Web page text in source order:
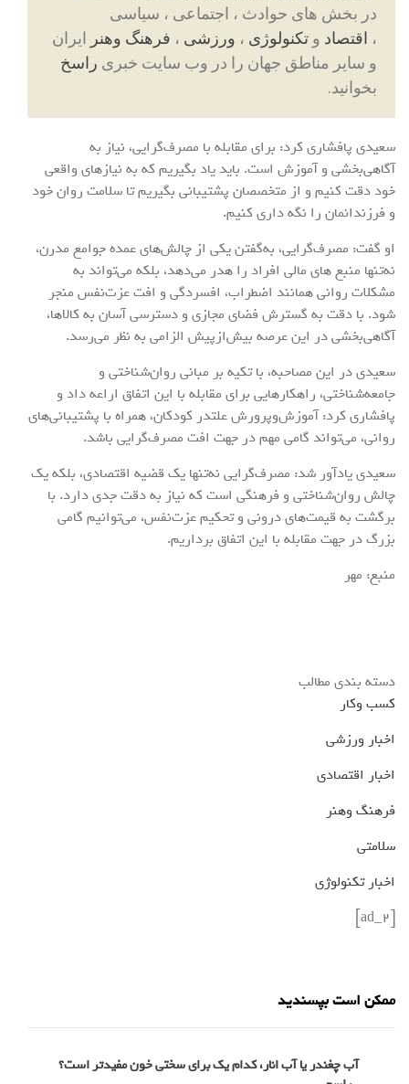
در بخش های حوادث ، اجتماعی ، سیاسی
، اقتصاد و تکنولوژی ، ورزشی ، فرهنگ وهنر ایران
و سایر مناطق جهان را در وب سایت خبری راسخ
بخوانید.
سعیدی پافشاری کرد: برای مقابله با مصرف‌گرایی، نیاز به
آگاهی‌بخشی و آموزش است. باید یاد بگیریم که به نیازهای واقعی
خود دقت کنیم و از متخصصان پشتیبانی بگیریم تا سلامت روان خود
و فرزندانمان را نگه داری کنیم.
او گفت: مصرف‌گرایی، به‌گفتن یکی از چالش‌های عمده جوامع مدرن،
نه‌تنها منبع های مالی افراد را هدر می‌دهد، بلکه می‌تواند به
مشکلات روانی همانند اضطراب، افسردگی و افت عزت‌نفس منجر
شود. با دقت به گسترش فضای مجازی و دسترسی آسان به کالاها،
آگاهی‌بخشی در این عرصه بیش‌ازپیش الزامی به نظر می‌رسد.
سعیدی در این مصاحبه، با تکیه بر مبانی روان‌شناختی و
جامعه‌شناختی، راهکارهایی برای مقابله با این اتفاق اراعه داد و
پافشاری کرد: آموزش‌وپرورش علتدر کودکان، همراه با پشتیبانی‌های
روانی، می‌تواند گامی مهم در جهت افت مصرف‌گرایی باشد.
سعیدی یادآور شد: مصرف‌گرایی نه‌تنها یک قضیه اقتصادی، بلکه یک
چالش روان‌شناختی و فرهنگی است که نیاز به دقت جدی دارد. با
برگشت به قیمت‌های درونی و تحکیم عزت‌نفس، می‌توانیم گامی
بزرگ در جهت مقابله با این اتفاق برداریم.
منبع: مهر
دسته بندی مطالب
کسب وکار
اخبار ورزشی
اخبار اقتصادی
فرهنگ وهنر
سلامتی
اخبار تکنولوژی
[ad_2]
ممکن است بپسندید
آب چغندر یا آب انار، کدام‌ یک برای سختی خون مفیدتر است؟